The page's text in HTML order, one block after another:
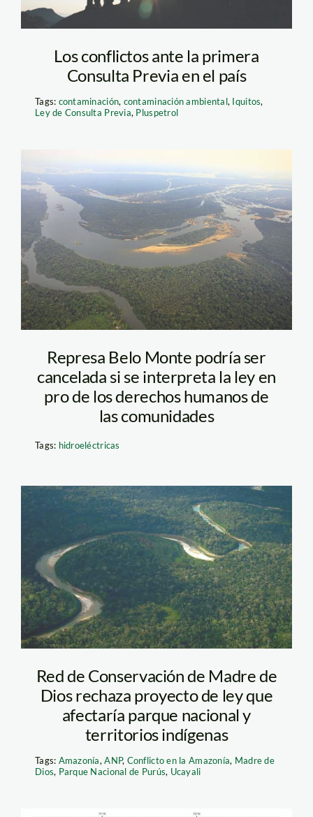
Los conflictos ante la primera
Consulta Previa en el país
Tags: contaminación, contaminación ambiental, Iquitos,
Ley de Consulta Previa, Pluspetrol
belo-
monte_elperiodico_ar
Represa Belo Monte podría ser
cancelada si se interpreta la ley en
pro de los derechos humanos de
las comunidades
Tags: hidroeléctricas
purus_larepublica
Red de Conservación de Madre de
Dios rechaza proyecto de ley que
afectaría parque nacional y
territorios indígenas
Tags: Amazonía,ANP, Conflicto en la Amazonía, Madre de
Dios, Parque Nacional de Purús, Ucayali